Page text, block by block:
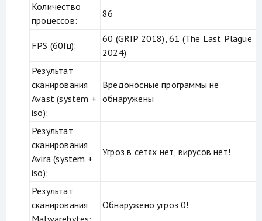
Количество
процессов:
86
FPS (60Гц):
60 (GRIP 2018), 61 (The Last Plague
2024)
Результат
сканирования
Avast (system +
iso):
Вредоносные программы не
обнаружены
Результат
сканирования
Avira (system +
iso):
Угроз в сетях нет, вирусов нет!
Результат
сканирования
Обнаружено угроз 0!